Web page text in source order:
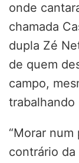
onde
chamada
dupla Zé
de quem
campo,
trabalhando
“Morar
contrário